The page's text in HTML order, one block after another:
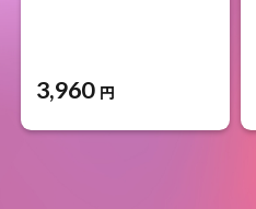
3,960 円